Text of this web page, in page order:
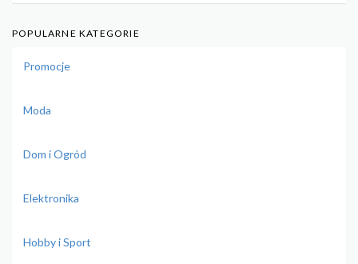
POPULARNE KATEGORIE
Promocje
Moda
Dom i Ogród
Elektronika
Hobby i Sport